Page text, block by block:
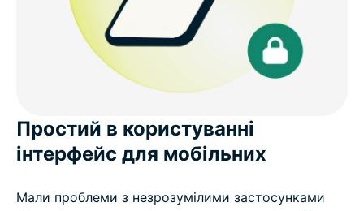
Простий в користуванні
інтерфейс для мобільних
Мали проблеми з незрозумілими застосунками